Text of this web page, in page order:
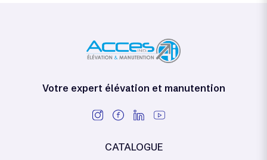
Votre expert élévation et manutention
CATALOGUE